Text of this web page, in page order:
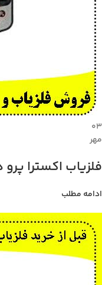
۰۳
مهر
فلزیاب اکسترا
ادامه مطلب